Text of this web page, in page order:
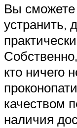
Вы сможете
устранить,
кто ничего
качеством
наличия